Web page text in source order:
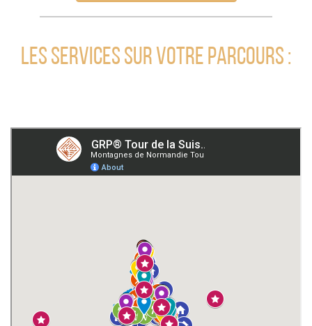
Les services sur votre parcours :